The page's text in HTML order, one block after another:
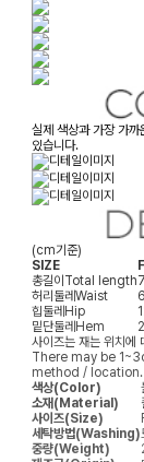
실제 색상과 가장 가
있습니다.
(cm기준)
SIZE
총길이Total length
허리둘레Waist
힙둘레Hip
밑단둘레Hem
사이즈는 재는 위치에
There may be
method / location.
색상(Color)
소재(Material)
사이즈(Size)
세탁방법(Washing)
중량(Weight)